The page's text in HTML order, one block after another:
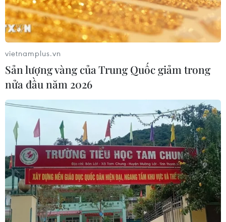
Kỷ luật Bí thư Đảng ủy Giám đốc Sở Tài
nguyên và Môi trường An Giang
11/06/2019 10:58
Căn cứ Quy định số 102-QĐ/TW của Bộ Chính trị về xử
lý kỷ luật đảng viên vi phạm, Ủy ban Kiểm tra Tỉnh ủy
An Giang quyết định thi hành kỷ luật bằng hình thức
vietnamplus.vn
Sản lượng vàng của Trung Quốc giảm trong
nửa đầu năm 2026